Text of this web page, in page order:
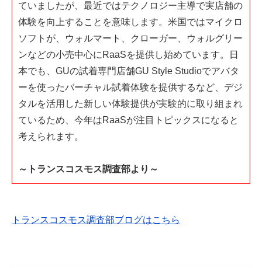
ていましたが、最近ではテクノロジー主導で実店舗の
体験を向上することを意味します。米国ではマイクロ
ソフトが、ウォルマート、クローガー、ウォルグリー
ンなどの小売中心にRaaSを提供し始めています。日
本でも、GUの試着専門店舗GU Style Studioでアバタ
ーを使ったバーチャル試着体験を提供するなど、デジ
タルを活用した新しい体験提供が実験的に取り組まれ
ているため、今年はRaaSが注目トピックスになると
考えられます。
～トランスコスモス調査部より～
トランスコスモス調査部ブログはこちら